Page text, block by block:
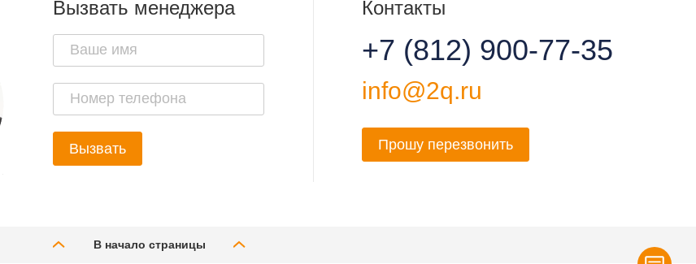
Вызвать менеджера
Вызвать
Контакты
+7 (812) 900-77-35
info@2q.ru
Прошу перезвонить
В начало страницы